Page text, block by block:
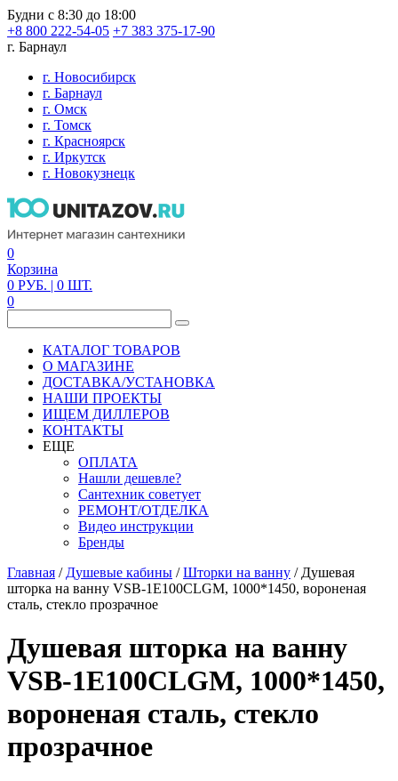
Будни с 8:30 до 18:00
+8 800 222-54-05 +7 383 375-17-90
г. Барнаул
г. Новосибирск
г. Барнаул
г. Омск
г. Томск
г. Красноярск
г. Иркутск
г. Новокузнецк
0
Корзина
0 РУБ. | 0 ШТ.
0
КАТАЛОГ ТОВАРОВ
О МАГАЗИНЕ
ДОСТАВКА/УСТАНОВКА
НАШИ ПРОЕКТЫ
ИЩЕМ ДИЛЛЕРОВ
КОНТАКТЫ
ЕЩЕ
ОПЛАТА
Нашли дешевле?
Сантехник советует
РЕМОНТ/ОТДЕЛКА
Видео инструкции
Бренды
Главная / Душевые кабины /Шторки на ванну / Душевая
шторка на ванну VSB-1E100CLGM, 1000*1450, вороненая
сталь, стекло прозрачное
Душевая шторка на ванну
VSB-1E100CLGM, 1000*1450,
вороненая сталь, стекло
прозрачное